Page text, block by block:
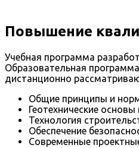
Повышение
Учебная программа
Образовательная
дистанционно
Общие принципы и
Геотехнические
Технология
Обеспечение
Современные